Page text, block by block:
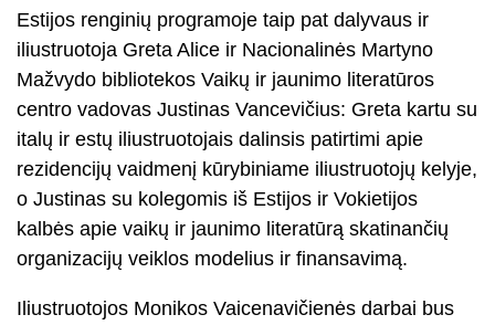
Estijos renginių programoje taip pat dalyvaus ir
iliustruotoja Greta Alice ir Nacionalinės Martyno
Mažvydo bibliotekos Vaikų ir jaunimo literatūros
centro vadovas Justinas Vancevičius: Greta kartu su
italų ir estų iliustruotojais dalinsis patirtimi apie
rezidencijų vaidmenį kūrybiniame iliustruotojų kelyje,
o Justinas su kolegomis iš Estijos ir Vokietijos
kalbės apie vaikų ir jaunimo literatūrą skatinančių
organizacijų veiklos modelius ir finansavimą.
Iliustruotojos Monikos Vaicenavičienės darbai bus